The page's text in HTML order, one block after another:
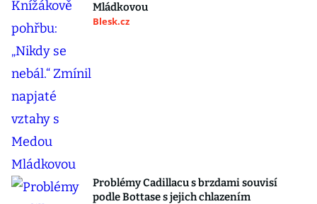
Mládkovou
Blesk.cz
Problémy Cadillacu s brzdami souvisí
podle Bottase s jejich chlazením